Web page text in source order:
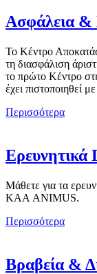
Ασφάλεια &
To Κέντρο
τη διασφάλιση
το πρώτο Κέντρο
έχει πιστοποιηθεί με
Περισσότερα
Μάθετε για τα
ΚΑΑ ANIMUS.
Περισσότερα
Βραβεία &